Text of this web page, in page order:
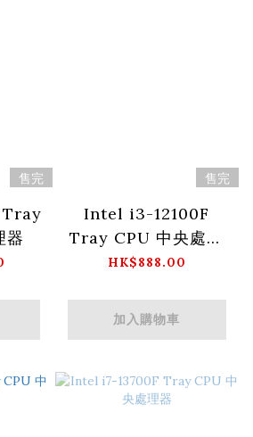
售完
器
售完
Intel i3-12100F
Tray CPU 中央處理
器
HK$888.00
加入購物車